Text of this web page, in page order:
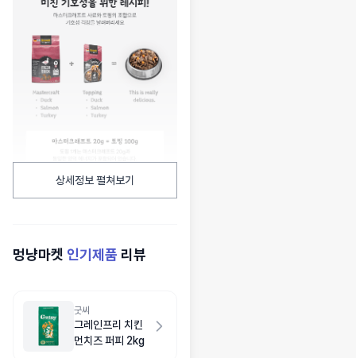
상세정보 펼쳐보기
멍냥마켓 인기제품 리뷰
굿씨
그레인프리 치킨
먼치즈 퍼피 2kg